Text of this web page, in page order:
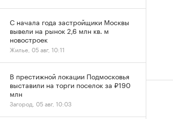
С начала года застройщики Москвы
вывели на рынок 2,6 млн кв. м
новостроек
Жилье, 05 авг, 10:11
В престижной локации Подмосковья
выставили на торги поселок за ₽190
млн
Загород, 05 авг, 10:03